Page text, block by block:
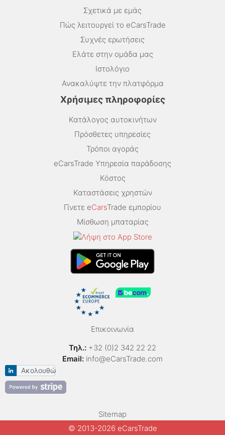
Σχετικά με εμάς
Πώς λειτουργεί το eCarsTrade
Συχνές ερωτήσεις
Ελάτε στην ομάδα μας
Ιστολόγιο
Ανακαλύψτε την πλατφόρμα
Χρήσιμες πληροφορίες
Κατάλογος αυτοκινήτων
Πρόσθετες υπηρεσίες
Τρόποι αγοράς
eCarsTrade Υπηρεσία παράδοσης
Κόστος
Καταστάσεις χρηστών
Γίνετε eCarsTrade εμπορίου
Μίσθωση μπαταρίας
Επικοινωνία
Τηλ.: +32 (0)2 342 22 22
Email: info@eCarsTrade.com
Ακολουθώ
Sitemap
© 2013-2026 eCarsTrade